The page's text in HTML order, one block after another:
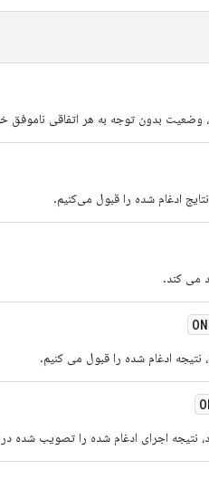
وضعیت بدون توجه به هر اتفاقی ناموفق
ادغام شده را قبول می‌کنیم.
می کند.
ادغام شده را قبول می کنیم.
نتیجه اجرای ادغام شده را تصویب شده